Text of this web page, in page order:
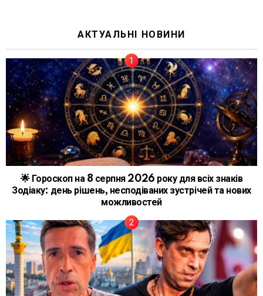
АКТУАЛЬНІ НОВИНИ
🌟 Гороскоп на 8 серпня 2026 року для всіх знаків
Зодіаку: день рішень, несподіваних зустрічей та нових
можливостей